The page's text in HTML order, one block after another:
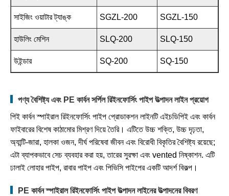
সাইজিং ওয়াটার ট্যাঙ্ক SGZL-200 SGZL-150
হাউলিং মেশিন SLQ-200 SLQ-150
উইন্ডার SQ-200 SQ-150
পণ্য বৈশিষ্ট্য এবং PE কার্বন সর্পিল রিইনফোর্সিং পাইপ উত্পাদন লাইন প্রয়োগ
পিই কার্বন স্পাইরাল রিইনফোর্সিং পাইপ প্রোডাকশন লাইনটি এইচডিপিই এবং কার্বন
ফাইবারের বিশেষ কাঠামোর মিশ্রণ দিয়ে তৈরি। এটিতে উচ্চ শক্তি, উচ্চ দৃঢ়তা,
অ্যান্টি-জারা, হালকা ওজন, দীর্ঘ পরিষেবা জীবন এবং বিরোধী বিকৃতির বৈশিষ্ট্য রয়েছে;
এটা ব্যাপকভাবে সেচ ব্যবহার করা হয়, তারের সুরক্ষা এবং vented নিষ্কাশন. এটি
ঢালাই লোহার পাইপ, রাবার পাইপ এবং পিভিসি পাইপের একটি আদর্শ বিকল্প।
PE কার্বন স্পাইরাল রিইনফোর্সিং পাইপ উত্পাদন লাইনের উত্পাদনের বিবরণ